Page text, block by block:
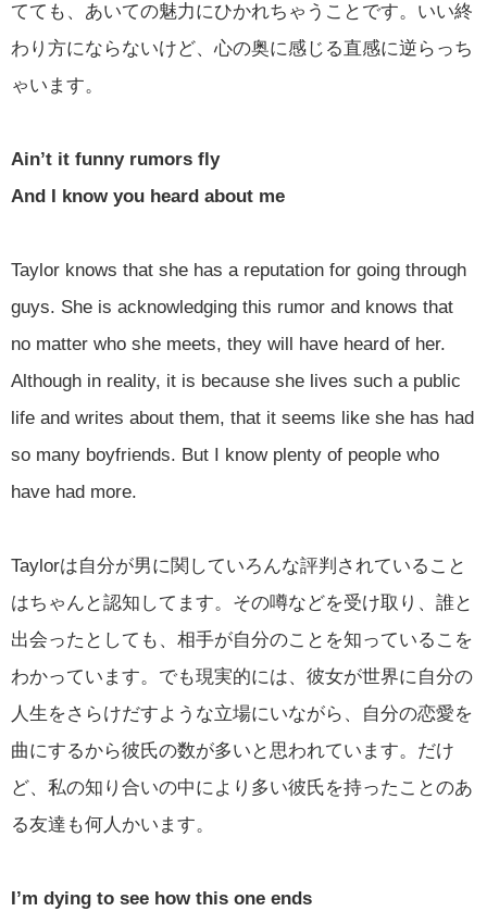
てても、あいての魅力にひかれちゃうことです。いい終
わり方にならないけど、心の奥に感じる直感に逆らっち
ゃいます。
Ain’t it funny rumors fly
And I know you heard about me
Taylor knows that she has a reputation for going through
guys. She is acknowledging this rumor and knows that
no matter who she meets, they will have heard of her.
Although in reality, it is because she lives such a public
life and writes about them, that it seems like she has had
so many boyfriends. But I know plenty of people who
have had more.
Taylorは自分が男に関していろんな評判されていること
はちゃんと認知してます。その噂などを受け取り、誰と
出会ったとしても、相手が自分のことを知っているこを
わかっています。でも現実的には、彼女が世界に自分の
人生をさらけだすような立場にいながら、自分の恋愛を
曲にするから彼氏の数が多いと思われています。だけ
ど、私の知り合いの中により多い彼氏を持ったことのあ
る友達も何人かいます。
I’m dying to see how this one ends